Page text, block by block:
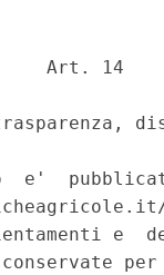
Art. 14
e'
e
conservate